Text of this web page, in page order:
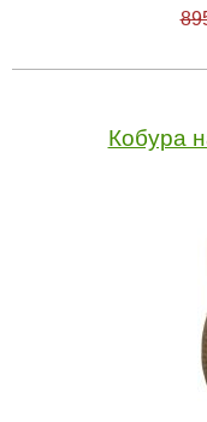
Кобура